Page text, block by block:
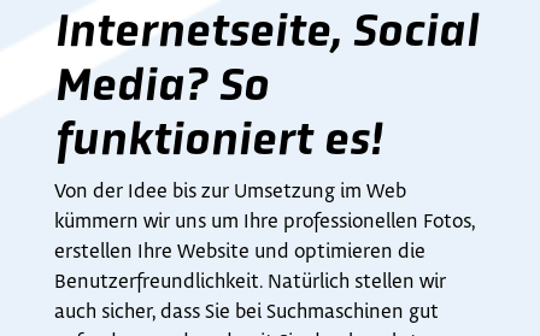
Internetseite, Social
Media? So
funktioniert es!
Von der Idee bis zur Umsetzung im Web
kümmern wir uns um Ihre professionellen Fotos,
erstellen Ihre Website und optimieren die
Benutzerfreundlichkeit. Natürlich stellen wir
auch sicher, dass Sie bei Suchmaschinen gut